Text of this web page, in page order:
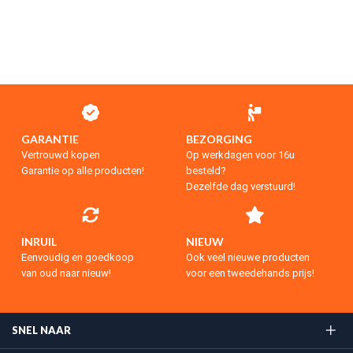
GARANTIE
Vertrouwd kopen
Garantie op alle producten!
BEZORGING
Op werkdagen voor 16u
besteld?
Dezelfde dag verstuurd!
INRUIL
Eenvoudig en goedkoop
van oud naar nieuw!
NIEUW
Ook veel nieuwe producten
voor een tweedehands prijs!
SNEL NAAR